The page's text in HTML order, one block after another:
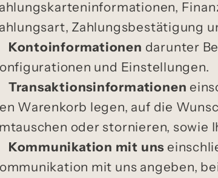
Zahlungsbestätigung
Kontoinformationen darunter
und Einstellungen.
Transaktionsinformationen
Warenkorb legen, auf die
oder stornieren, sowie
Kommunikation mit uns
mit uns angeben,